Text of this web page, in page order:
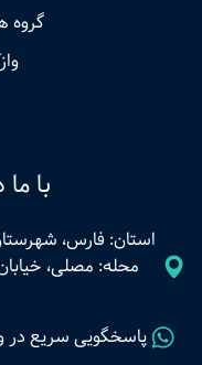
گروه
با
استان: فارس،
پاسخگویی سریع در